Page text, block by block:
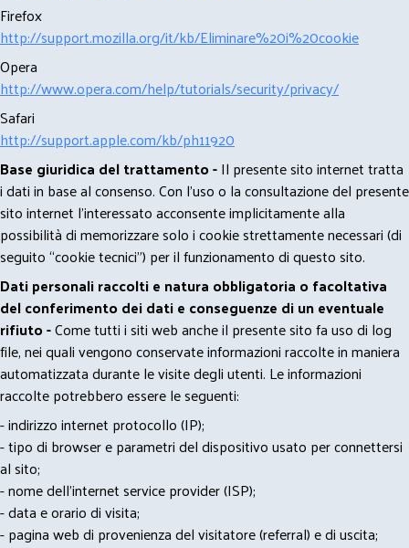
Firefox
http://support.mozilla.org/it/kb/Eliminare%20i%20cookie
Opera
http://www.opera.com/help/tutorials/security/privacy/
Safari
http://support.apple.com/kb/ph11920
Base giuridica del trattamento -Il presente sito internet tratta
i dati in base al consenso. Con l'uso o la consultazione del presente
sito internet l’interessato acconsente implicitamente alla
possibilità di memorizzare solo i cookie strettamente necessari (di
seguito “cookie tecnici”) per il funzionamento di questo sito.
Dati personali raccolti e natura obbligatoria o facoltativa
del conferimento dei dati e conseguenze di un eventuale
rifiuto -Come tutti i siti web anche il presente sito fa uso di log
file, nei quali vengono conservate informazioni raccolte in maniera
automatizzata durante le visite degli utenti. Le informazioni
raccolte potrebbero essere le seguenti:
- indirizzo internet protocollo (IP);
- tipo di browser e parametri del dispositivo usato per connettersi
al sito;
- nome dell'internet service provider (ISP);
- data e orario di visita;
- pagina web di provenienza del visitatore (referral) e di uscita;